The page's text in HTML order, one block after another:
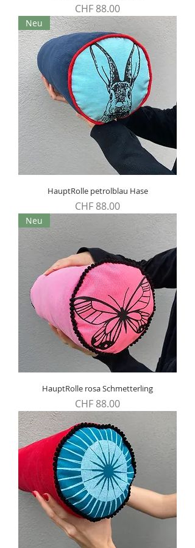
Preis
CHF 88.00
Neu
HauptRolle petrolblau Hase
Preis
CHF 88.00
Neu
HauptRolle rosa Schmetterling
Preis
CHF 88.00